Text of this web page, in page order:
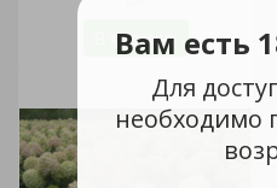
Вам есть
Для
необходимо
В корзину